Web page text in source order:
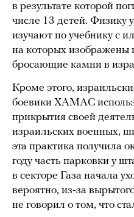
в результате которой
числе 13 детей. Физику
изучают по учебнику с
на которых изображены
бросающие камни в
Кроме этого,
боевики ХАМАС
прикрытия своей
израильских военных,
эта практика получила
году часть парковки у
в секторе Газа начала
вероятно, из-за
не говорил о том, что